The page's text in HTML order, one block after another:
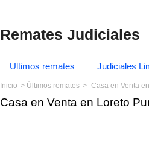
Remates Judiciales
Ultimos remates Judiciales
Inicio Últimos remates Casa en Venta
Casa en Venta en Loreto